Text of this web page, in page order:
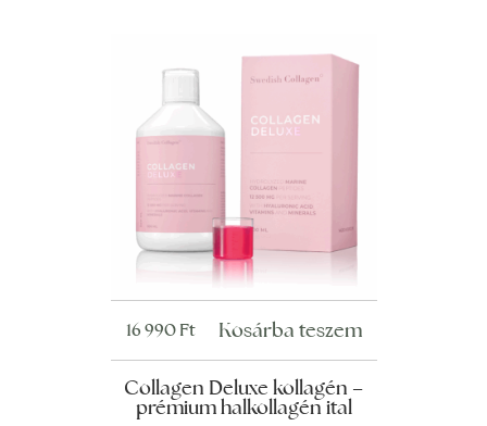
ki
Collagen Deluxe kollagén –
prémium halkollagén ital
16 990Ft Kosárba teszem